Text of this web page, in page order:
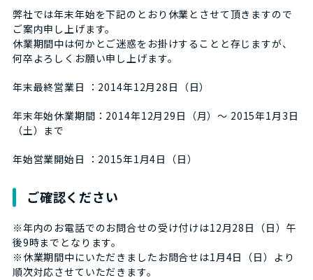
弊社では年末年始を下記のとおり休業とさせて頂きますので
ご案内申し上げます。
休業期間中は何かとご迷惑をお掛けすることと存じますが、
何卒よろしくお願い申し上げます。
年末最終営業日 ：2014年12月28日（日）
年末年始休業期間：2014年12月29日（月）～ 2015年1月3日
（土）まで
年始営業開始日 ：2015年1月4日（日）
ご確認ください
※年内のお電話でのお問合せの受け付けは12月28日（日）午
後9時までとなります。
※休業期間中にいただきましたお問合せは1月4日（日）より
順次対応させていただきます。